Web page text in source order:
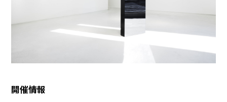
開催情報